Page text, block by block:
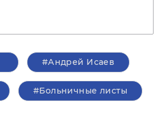
#Андрей Исаев
#Больничные листы